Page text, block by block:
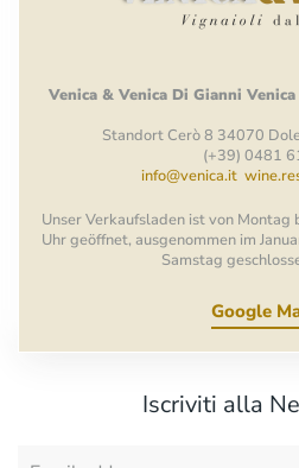
Venica & Venica Di Gianni Venica
Standort Cerò 8 34070
(+39) 0481
info@venica.it
Unser Verkaufsladen ist von
Uhr geöffnet, ausgenommen im
Samstag
Google
Iscriviti alla